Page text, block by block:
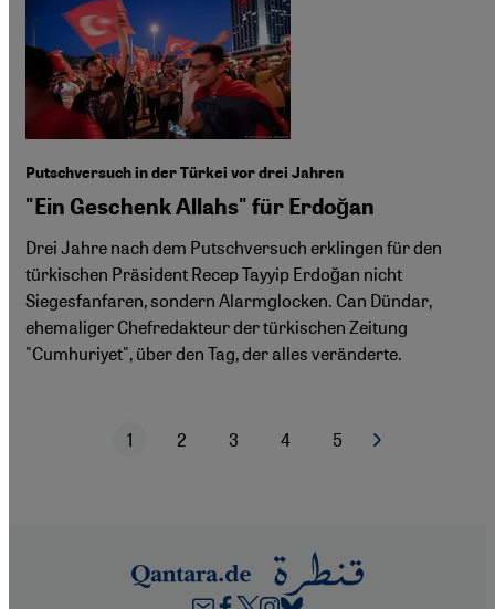
Putschversuch in der Türkei vor drei Jahren
"Ein Geschenk Allahs" für Erdoğan
Drei Jahre nach dem Putschversuch erklingen für den
türkischen Präsident Recep Tayyip Erdoğan nicht
Siegesfanfaren, sondern Alarmglocken. Can Dündar,
ehemaliger Chefredakteur der türkischen Zeitung
"Cumhuriyet", über den Tag, der alles veränderte.
Aktuelle Seite
1
Seite
2
Seite
3
Seite
4
Seite
5 Nächste Seite